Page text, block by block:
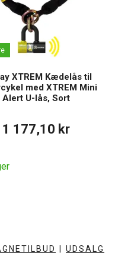
XTREM Kædelås til
med XTREM Mini
Alert U-lås, Sort
1 177,10 kr
UDSALG